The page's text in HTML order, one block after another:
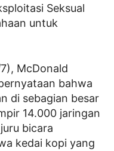
Seksual
untuk
McDonald
bahwa
di sebagian besar
14.000 jaringan
bicara
kedai kopi yang